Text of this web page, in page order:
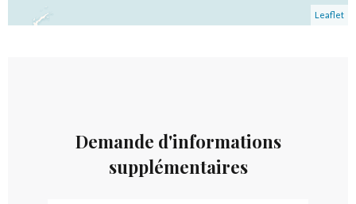
Leaflet
Demande d'informations
supplémentaires